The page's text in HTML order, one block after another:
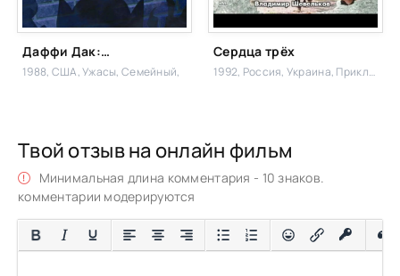
Даффи Дак: Охотники за чудовищами
1988, США,Ужасы, Семейный,
Сердца трёх
1992, Россия, Украина, Приключения,
Твой отзыв на онлайн фильм
Минимальная длина комментария - 10 знаков.
комментарии модерируются